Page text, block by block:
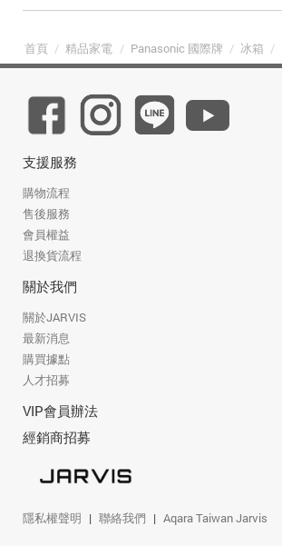
首頁 / 精品家電 / Panasonic 國際牌 / 冰箱 /
支援服務
購物流程
售後服務
會員權益
退換貨流程
關於我們
關於JARVIS
最新消息
購買據點
人才招募
VIP會員辦法
經銷商招募
隱私權聲明 聯絡我們 Aqara Taiwan Jarvis